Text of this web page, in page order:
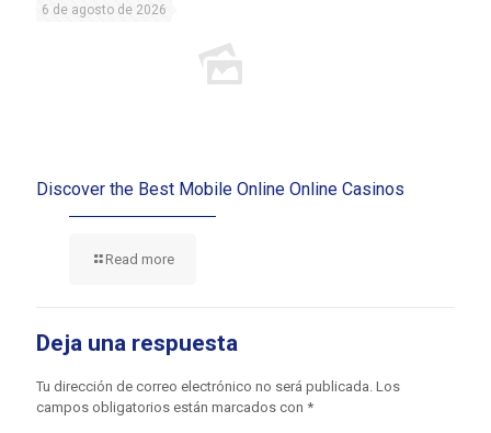
6 de agosto de 2026
Discover the Best Mobile Online Online Casinos
Read more
Deja una respuesta
Tu dirección de correo electrónico no será publicada. Los
campos obligatorios están marcados con *